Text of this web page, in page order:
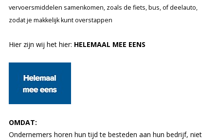
vervoersmiddelen samenkomen, zoals de fiets, bus, of deelauto,
zodat je makkelijk kunt overstappen
Hier zijn wij het hier: HELEMAAL MEE EENS
OMDAT:
Ondernemers horen hun tijd te besteden aan hun bedrijf, niet